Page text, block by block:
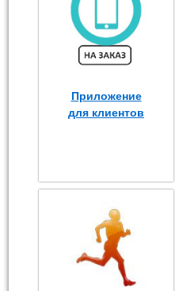
Приложение
для клиентов